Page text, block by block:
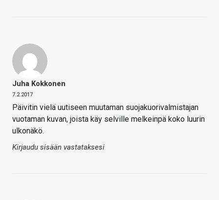
Juha Kokkonen
7.2.2017
Päivitin vielä uutiseen muutaman suojakuorivalmistajan
vuotaman kuvan, joista käy selville melkeinpä koko luurin
ulkonäkö.
Kirjaudu sisään vastataksesi